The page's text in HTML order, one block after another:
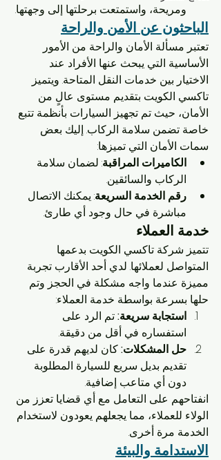
ومريحة، واستمتعت برحلتها إلى وجهتها.
الباحثون عن الأمن والراحة
تعتبر مسألة الأمان والراحة من الأمور
الأساسية التي يبحث عنها الأفراد عند
الاختيار بين خدمات النقل المتاحة. ويتميز
تاكسي الكويت بتقديم مستوى عالٍ من
الأمان، حيث تم تجهيز السيارات بأنظمة تتبع
خاصة تضمن سلامة الركاب. إليك بعض
سمات الأمان التي تميزها:
الكاميرات المراقبة: لضمان سلامة
الركاب والسائقين.
رقم الخدمة السريعة: يمكنك الاتصال
مباشرة في حال وجود أي طارئ.
خدمة العملاء
تتميز شركة تاكسي الكويت بدعمها
المتواصل لعملائها. لدي أحد الأقارب تجربة
مميزة عندما واجه مشكلة في الحجز وتم
حلها بسرعة بواسطة خدمة العملاء:
استجابة سريعة: تم الرد على
استفساره في أقل من دقيقة.
حل المشكلات: كان لديهم قدرة على
تقديم بديل سريع للسيارة المطلوبة
دون أي متاعب إضافية.
انفتاحهم على التعامل مع أي قضايا تعزز من
الولاء للعملاء، مما يجعلهم يعودون لاستخدام
الخدمة مرة أخرى.
الاستدامة والبيئة